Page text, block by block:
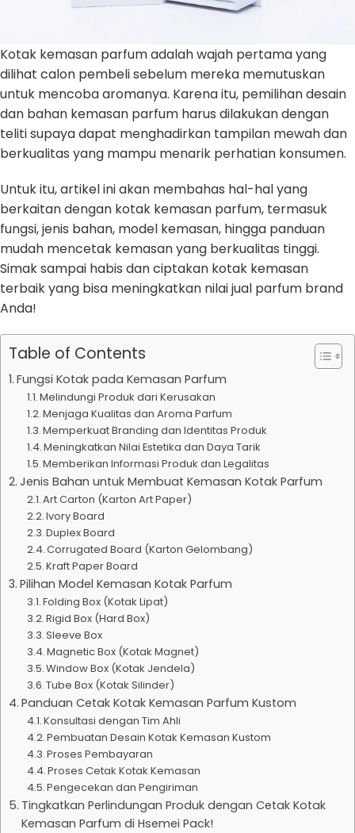
Kotak kemasan parfum adalah wajah pertama yang
dilihat calon pembeli sebelum mereka memutuskan
untuk mencoba aromanya. Karena itu, pemilihan desain
dan bahan kemasan parfum harus dilakukan dengan
teliti supaya dapat menghadirkan tampilan mewah dan
berkualitas yang mampu menarik perhatian konsumen.
Untuk itu, artikel ini akan membahas hal-hal yang
berkaitan dengan kotak kemasan parfum, termasuk
fungsi, jenis bahan, model kemasan, hingga panduan
mudah mencetak kemasan yang berkualitas tinggi.
Simak sampai habis dan ciptakan kotak kemasan
terbaik yang bisa meningkatkan nilai jual parfum brand
Anda!
Table of Contents
Fungsi Kotak pada Kemasan Parfum
Melindungi Produk dari Kerusakan
Menjaga Kualitas dan Aroma Parfum
Memperkuat Branding dan Identitas Produk
Meningkatkan Nilai Estetika dan Daya Tarik
Memberikan Informasi Produk dan Legalitas
Jenis Bahan untuk Membuat Kemasan Kotak Parfum
Art Carton (Karton Art Paper)
Ivory Board
Duplex Board
Corrugated Board (Karton Gelombang)
Kraft Paper Board
Pilihan Model Kemasan Kotak Parfum
Folding Box (Kotak Lipat)
Rigid Box (Hard Box)
Sleeve Box
Magnetic Box (Kotak Magnet)
Window Box (Kotak Jendela)
Tube Box (Kotak Silinder)
Panduan Cetak Kotak Kemasan Parfum Kustom
Konsultasi dengan Tim Ahli
Pembuatan Desain Kotak Kemasan Kustom
Proses Pembayaran
Proses Cetak Kotak Kemasan
Pengecekan dan Pengiriman
Tingkatkan Perlindungan Produk dengan Cetak Kotak
Kemasan Parfum di Hsemei Pack!